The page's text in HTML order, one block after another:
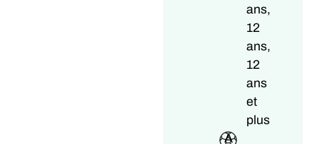
ans,
12
ans,
12
ans
et
plus
A